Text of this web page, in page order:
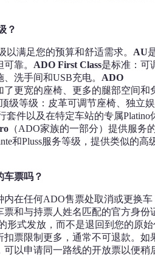
？
以满足您的预算和舒适需求。 AU
靠。 ADO First Class是标准：可
洗手间和USB充电。 ADO
了更宽的座椅、更多的腿部空间和
级等级：皮革可调节座椅、独立
套件以及在特定车站的专属Platino
（ADO家族的一部分）提供服务
和Pluss服务等级，提供类似的高
车票吗？
内在任何ADO售票处取消或更换车
票和与持票人姓名匹配的官方身份
形式发放，而不是退回到您的原
扣票限制更多，通常不可退款。如
可以申请同一路线的开放票以便稍